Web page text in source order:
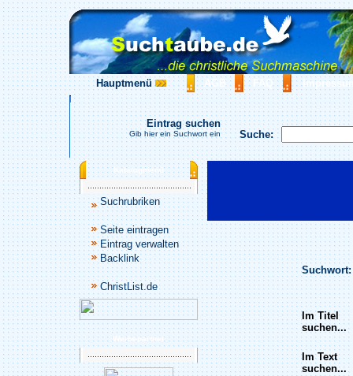
Hauptmenü AGB FAQ
Suche:
Eintrag suchen
Gib hier ein Suchwort ein
Katalogmenü
Suchrubriken
Seite eintragen
Eintrag verwalten
Backlink
ChristList.de
Werbepartner
Suchwort:
Im Titel
suchen...
Im Text
suchen...